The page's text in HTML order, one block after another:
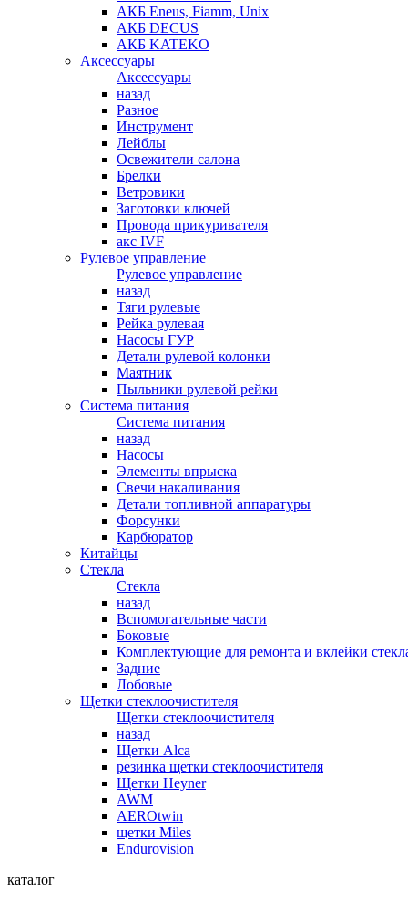
АКБ Eneus, Fiamm, Unix
АКБ DECUS
АКБ KATEKO
Аксессуары
Аксессуары
назад
Разное
Инструмент
Лейблы
Освежители салона
Брелки
Ветровики
Заготовки ключей
Провода прикуривателя
акс IVF
Рулевое управление
Рулевое управление
назад
Тяги рулевые
Рейка рулевая
Насосы ГУР
Детали рулевой колонки
Маятник
Пыльники рулевой рейки
Система питания
Система питания
назад
Насосы
Элементы впрыска
Свечи накаливания
Детали топливной аппаратуры
Форсунки
Карбюратор
Китайцы
Стекла
Стекла
назад
Вспомогательные части
Боковые
Комплектующие для ремонта и вклейки
Задние
Лобовые
Щетки стеклоочистителя
Щетки стеклоочистителя
назад
Щетки Alca
резинка щетки стеклоочистителя
Щетки Heyner
AWM
AEROtwin
щетки Miles
Endurovision
каталог